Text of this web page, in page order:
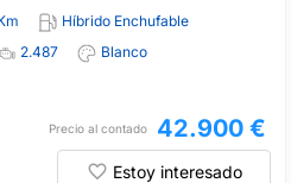
Híbrido Enchufable
2.487
Blanco
Precio al contado 42.900 €
Estoy interesado